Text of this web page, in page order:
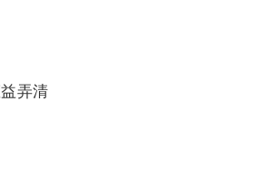
弄清